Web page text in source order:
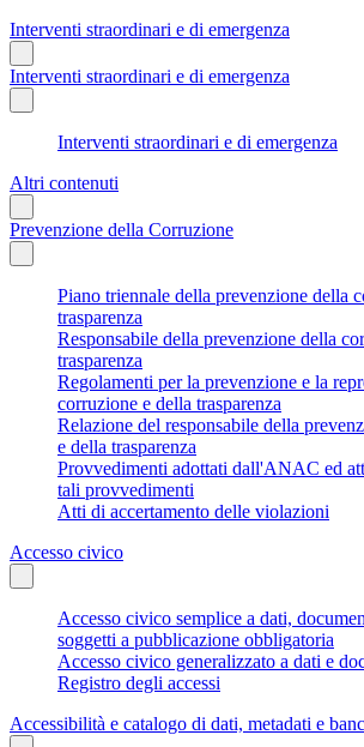
Interventi straordinari e di emergenza
Interventi straordinari e di emergenza
Interventi straordinari e di emergenza
Altri contenuti
Prevenzione della Corruzione
Piano triennale della prevenzione della
trasparenza
Responsabile della prevenzione della
trasparenza
Regolamenti per la prevenzione e la
corruzione e della trasparenza
Relazione del responsabile della
e della trasparenza
Provvedimenti adottati dall'ANAC ed
tali provvedimenti
Atti di accertamento delle violazioni
Accesso civico
Accesso civico semplice a dati,
soggetti a pubblicazione obbligatoria
Accesso civico generalizzato a dati e
Registro degli accessi
Accessibilità e catalogo di dati, metadati e